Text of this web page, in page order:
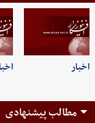
اخبار
مطالب پیشنهادی